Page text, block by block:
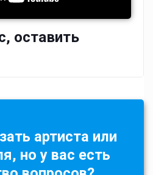
оставить
артиста или
но у вас есть